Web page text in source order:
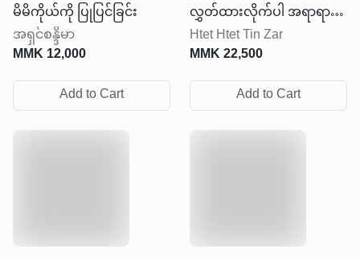
မိမိကိုယ်ကို ပြုပြင်ခြင်း
အရှင်စန္ဒိမာ
MMK12,000
Add to Cart
လွှတ်ထားလိုက်ပါ အရာရာကို
ထိန်းချုပ်ဖို့ မကြိုးစားနဲ့
Htet Htet Tin Zar
MMK22,500
Add to Cart